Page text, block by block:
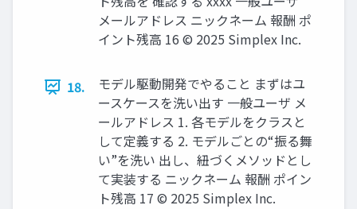
メールアドレス ニックネーム 報酬 ポ
イント残高 16 © 2025 Simplex Inc.
18.
モデル駆動開発でやること まずはユ
ースケースを洗い出す 一般ユーザ メ
ールアドレス 1. 各モデルをクラスと
して定義する 2. モデルごとの“振る舞
い”を洗い 出し、紐づくメソッドとし
て実装する ニックネーム 報酬 ポイン
ト残高 17 © 2025 Simplex Inc.